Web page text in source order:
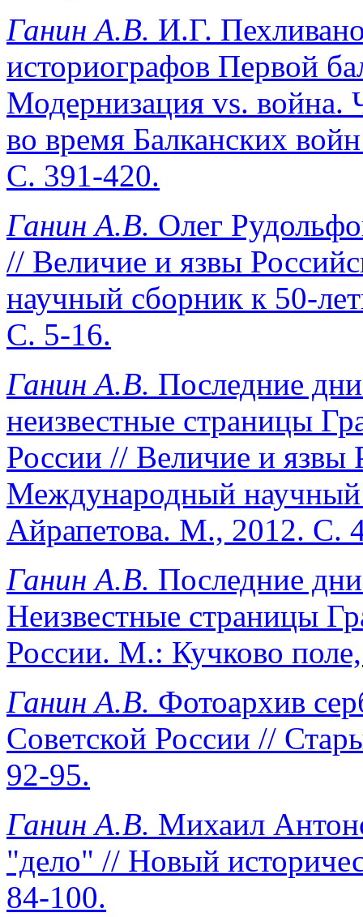
Ганин А.В. И.Г.
историографов Первой
Модернизация vs. война.
во время Балканских
С. 391-420.
Ганин А.В. Олег
// Величие и язвы
научный сборник к 50-
С. 5-16.
Ганин А.В. Последние
неизвестные страницы
России // Величие и язвы
Международный
Айрапетова. М., 2012. С.
Ганин А.В. Последние
Неизвестные страницы
России. М.: Кучково
Ганин А.В. Фотоархив
Советской России //
92-95.
Ганин А.В. Михаил
"дело" // Новый
84-100.